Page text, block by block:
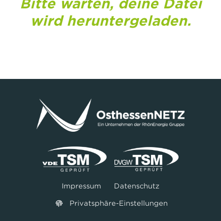
Bitte warten, deine Datei
wird heruntergeladen.
Impressum Datenschutz
Privatsphäre-Einstellungen